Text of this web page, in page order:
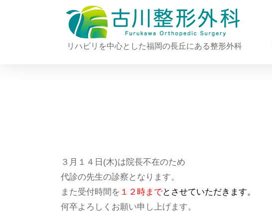
リハビリを中心とした福岡の長丘にある整形外科
３月１４日(木)は院長不在のため
代診の先生の診察となります。
また受付時間を １２時までとさせていただきます。
何卒よろしくお願い申し上げます。